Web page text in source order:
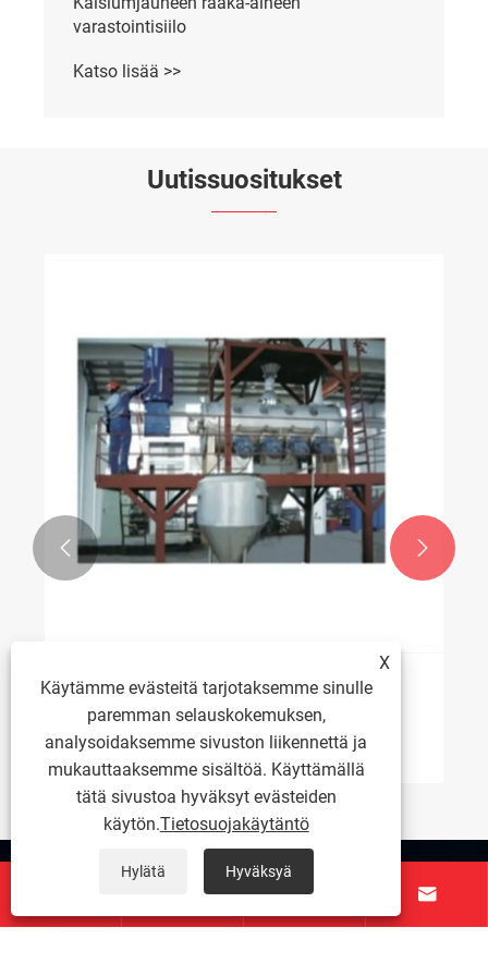
varastointisiilo
Katso lisää >>
Uutissuositukset
sekoittimet paras
teolliseen jauheen
Katso lisää >>
 
Tietoja meistä
Tuotteet
 
X
Käytämme evästeitä tarjotaksemme sinulle
paremman selauskokemuksen,
analysoidaksemme sivuston liikennettä ja
mukauttaaksemme sisältöä. Käyttämällä
tätä sivustoa hyväksyt evästeiden
käytön.Tietosuojakäytäntö
Hylätä Hyväksyä